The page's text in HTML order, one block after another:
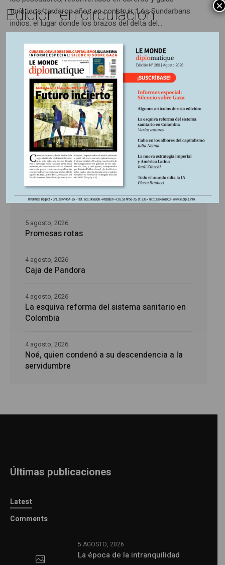
turísticos, tardaron años en construir. Los Sundarbans
indios: el lugar donde los brazos del delta del...
Últimas publicaciones
La época de la intranquilidad
5 agosto, 2026
Los amos del mundo
5 agosto, 2026
Promesas rotas
5 agosto, 2026
Caja de Pandora
4 agosto, 2026
La esquiva reforma del sistema sanitario en
Colombia
4 agosto, 2026
Noé, quien condenó a su descendencia a la
servidumbre
4 agosto, 2026
Últimas publicaciones
Latest
Comments
5 AGOSTO, 2026
La época de la intranquilidad
Edición en circulación ×